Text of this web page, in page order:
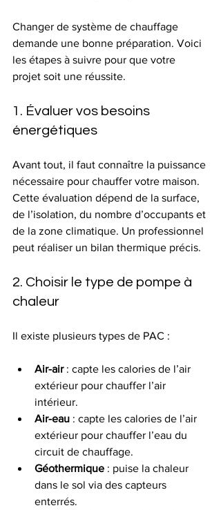
Changer de système de chauffage
demande une bonne préparation. Voici
les étapes à suivre pour que votre
projet soit une réussite.
1. Évaluer vos besoins
énergétiques
Avant tout, il faut connaître la puissance
nécessaire pour chauffer votre maison.
Cette évaluation dépend de la surface,
de l’isolation, du nombre d’occupants et
de la zone climatique. Un professionnel
peut réaliser un bilan thermique précis.
2. Choisir le type de pompe à
chaleur
Il existe plusieurs types de PAC :
Air-air : capte les calories de l’air
extérieur pour chauffer l’air
intérieur.
Air-eau : capte les calories de l’air
extérieur pour chauffer l’eau du
circuit de chauffage.
Géothermique : puise la chaleur
dans le sol via des capteurs
enterrés.